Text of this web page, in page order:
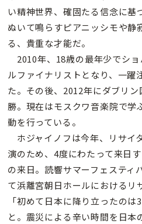
い精神世界、確固たる信念に基
ぬいて鳴らすピアニッシモや静
る、貴重な才能だ。
2010年、18歳の最年少でシ
ルファイナリストとなり、一躍
た。その後、2012年にダブリ
勝。現在はモスクワ音楽院で学
動を行っている。
ホジャイノフは今年、リサイ
演のため、4度にわたって来日
の来日。読響サマーフェスティ
て浜離宮朝日ホールにおけるリ
「初めて日本に降り立ったの
と。震災による辛い時間を日本